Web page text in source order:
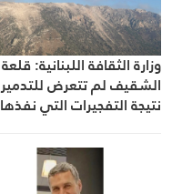
وزارة الثقافة اللبنانية: قلعة
الشقيف لم تتعرض للتدمير
نتيجة التفجيرات التي نفذها
المقابلة للقلعة